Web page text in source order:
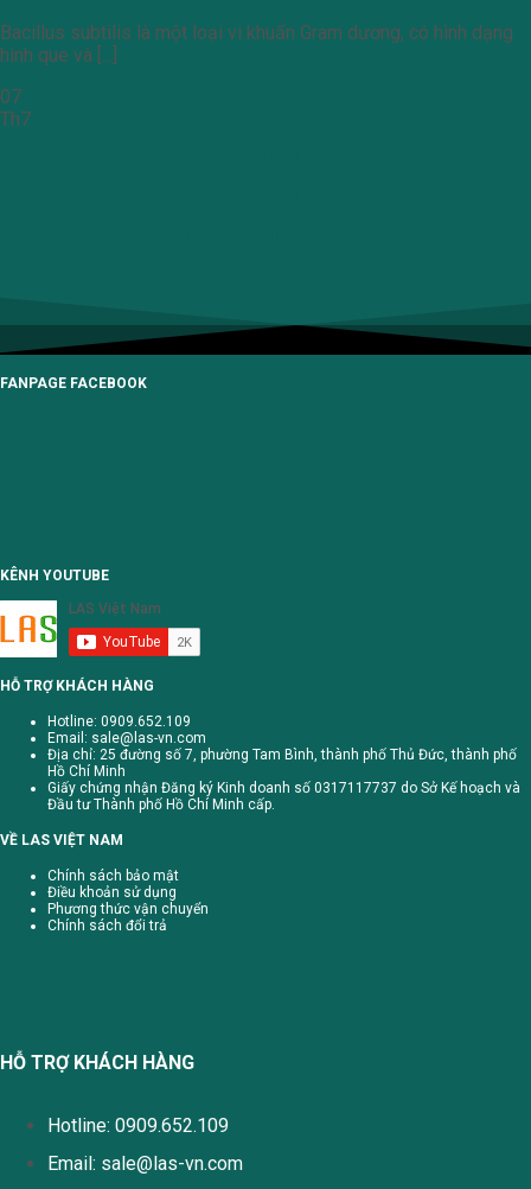
Bacillus subtilis là một loại vi khuẩn Gram dương, có hình dạng
hình que và [...]
07
Th7
FANPAGE FACEBOOK
KÊNH YOUTUBE
HỖ TRỢ KHÁCH HÀNG
Hotline: 0909.652.109
Email: sale@las-vn.com
Địa chỉ: 25 đường số 7, phường Tam Bình, thành phố Thủ Đức, thành phố
Hồ Chí Minh
Giấy chứng nhận Đăng ký Kinh doanh số 0317117737 do Sở Kế hoạch và
Đầu tư Thành phố Hồ Chí Minh cấp.
VỀ LAS VIỆT NAM
Chính sách bảo mật
Điều khoản sử dụng
Phương thức vận chuyển
Chính sách đổi trả
HỖ TRỢ KHÁCH HÀNG
Hotline: 0909.652.109
Email: sale@las-vn.com